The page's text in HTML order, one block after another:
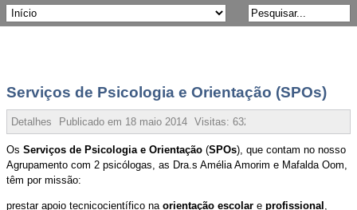
Serviços de Psicologia e Orientação (SPOs)
Detalhes Publicado em 18 maio 2014 Visitas: 6320
Os Serviços de Psicologia e Orientação (SPOs), que contam no nosso
Agrupamento com 2 psicólogas, as Dra.s Amélia Amorim e Mafalda Oom,
têm por missão:
prestar apoio tecnicocientífico na orientação escolar e profissional ,